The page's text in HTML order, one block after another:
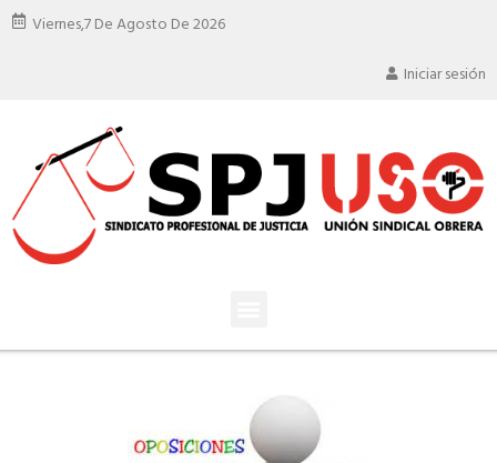
Viernes,7 De Agosto De 2026
Iniciar sesión